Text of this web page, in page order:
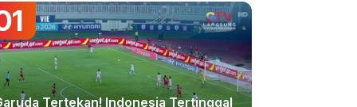
Tertekan! Indonesia Tertinggal